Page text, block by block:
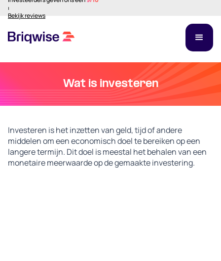
⏐
Bekijk reviews
Wat is investeren
Investeren is het inzetten van geld, tijd of andere
middelen om een economisch doel te bereiken op een
langere termijn. Dit doel is meestal het behalen van een
monetaire meerwaarde op de gemaakte investering.